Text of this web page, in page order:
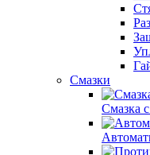
Смазки
Смазка